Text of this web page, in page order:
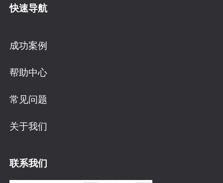
快速导航
成功案例
帮助中心
常见问题
关于我们
联系我们